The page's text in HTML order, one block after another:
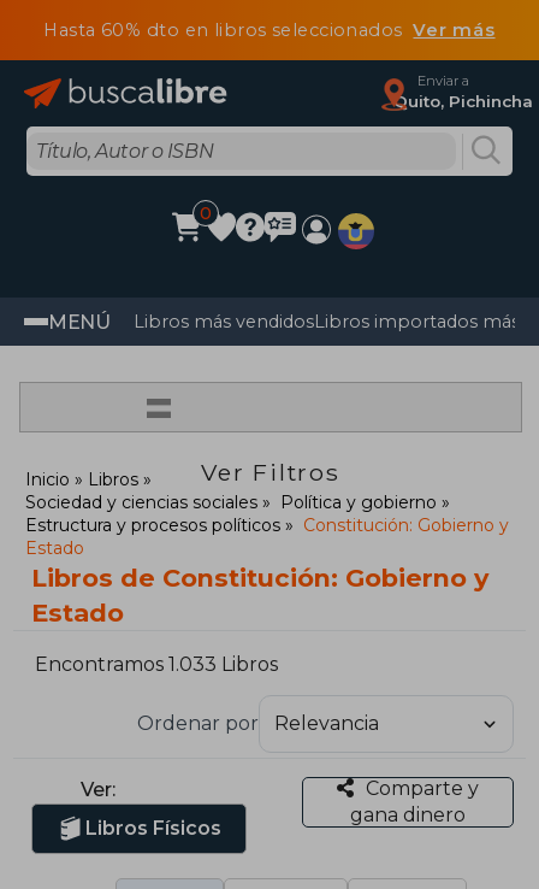
Hasta 60% dto en libros seleccionadosVer más
Enviar a
Quito, Pichincha
0
MENÚ Libros más vendidosLibros importados más
=
Ver Filtros
Inicio
Libros
Sociedad y ciencias sociales
Política y gobierno
Estructura y procesos políticos
Constitución: Gobierno y
Estado
Libros de Constitución: Gobierno y
Estado
Encontramos 1.033 Libros
Ordenar por
Ver:
Libros Físicos
Comparte y
gana dinero